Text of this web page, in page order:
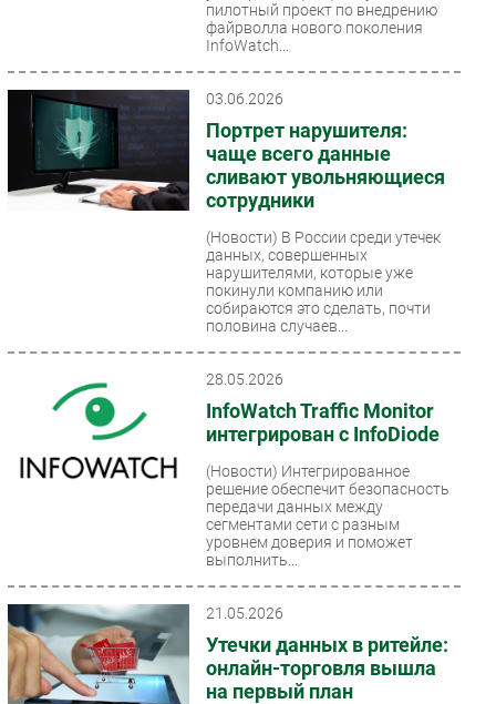
пилотный проект по внедрению
файрволла нового поколения
InfoWatch...
03.06.2026
Портрет нарушителя:
чаще всего данные
сливают увольняющиеся
сотрудники
(Новости) В России среди утечек
данных, совершенных
нарушителями, которые уже
покинули компанию или
собираются это сделать, почти
половина случаев...
28.05.2026
InfoWatch Traffic Monitor
интегрирован с InfoDiode
(Новости) Интегрированное
решение обеспечит безопасность
передачи данных между
сегментами сети с разным
уровнем доверия и поможет
выполнить...
21.05.2026
Утечки данных в ритейле:
онлайн-торговля вышла
на первый план